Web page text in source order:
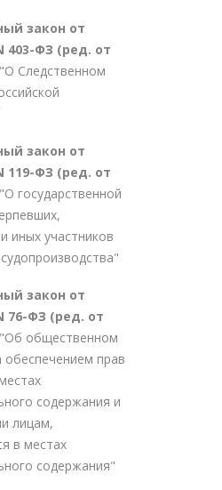
закон от
403-ФЗ (ред. от
"О Следственном
закон от
119-ФЗ (ред. от
"О государственной
иных участников
закон от
76-ФЗ (ред. от
"Об общественном
обеспечением прав
содержания и
лицам,
в местах
содержания"